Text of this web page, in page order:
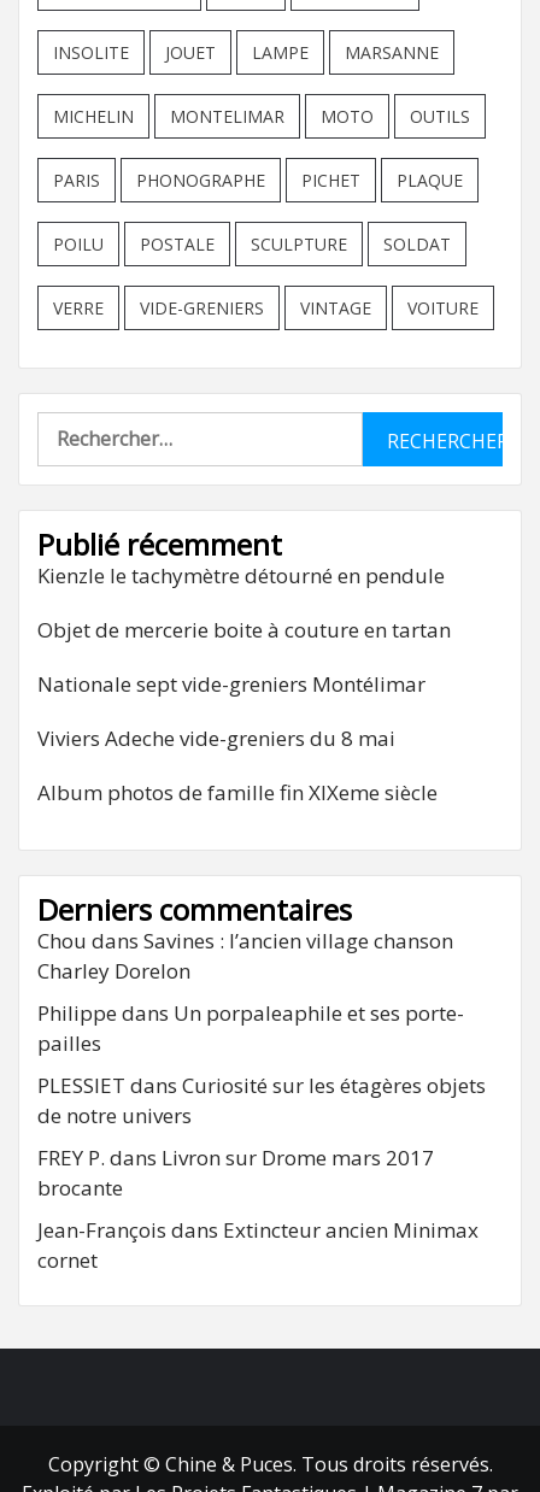
INSOLITE JOUET LAMPE MARSANNE
MICHELIN MONTELIMAR MOTO OUTILS
PARIS PHONOGRAPHE PICHET PLAQUE
POILU POSTALE SCULPTURE SOLDAT
VERRE VIDE-GRENIERS VINTAGE VOITURE
Rechercher :
Publié récemment
Kienzle le tachymètre détourné en pendule
Objet de mercerie boite à couture en tartan
Nationale sept vide-greniers Montélimar
Viviers Adeche vide-greniers du 8 mai
Album photos de famille fin XIXeme siècle
Derniers commentaires
Chou dans Savines : l’ancien village chanson
Charley Dorelon
Philippe dans Un porpaleaphile et ses porte-
pailles
PLESSIET dans Curiosité sur les étagères objets
de notre univers
FREY P. dans Livron sur Drome mars 2017
brocante
Jean-François dans Extincteur ancien Minimax
cornet
Copyright © Chine & Puces. Tous droits réservés.